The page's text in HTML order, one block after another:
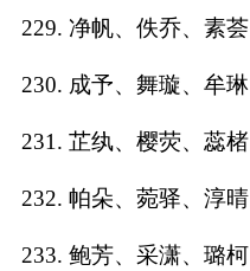
229. 净帆、佚乔、素荟
230. 成予、舞璇、牟琳
231. 芷纨、樱荧、蕊楮
232. 帕朵、菀驿、淳晴
233. 鲍芳、采潇、璐柯